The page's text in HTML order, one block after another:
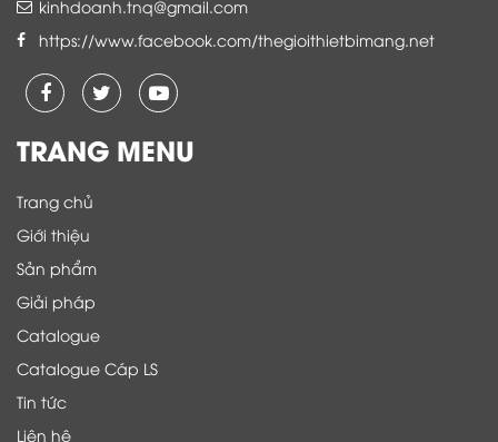
kinhdoanh.tnq@gmail.com
https://www.facebook.com/thegioithietbimang.net
TRANG MENU
Trang chủ
Giới thiệu
Sản phẩm
Giải pháp
Catalogue
Catalogue Cáp LS
Tin tức
Liên hệ